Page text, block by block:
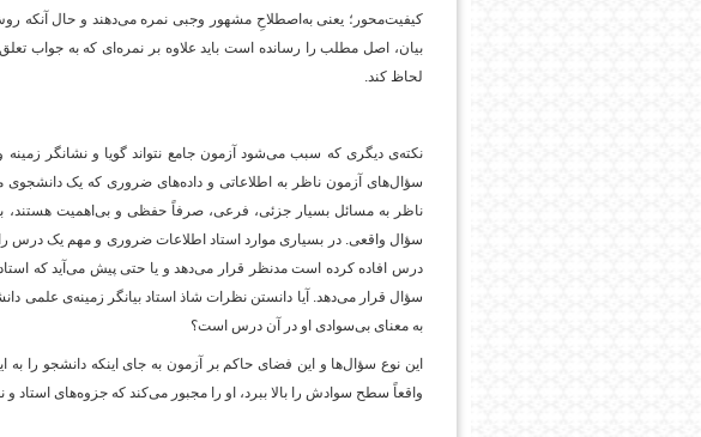
کیفیت‌محور؛ یعنی به‌اصطلاحِ مشهور وجبی نمره می‌دهند و حال آنکه
بیان، اصل مطلب را رسانده است باید علاوه بر نمره‌ای که به جواب
لحاظ کند.
نکته‌ی دیگری که سبب می‌شود آزمون جامع نتواند گویا و نشانگر
سؤال‌های آزمون ناظر به اطلاعاتی و داده‌های ضروری که یک دانشجوی
ناظر به مسائل بسیار جزئی، فرعی، صرفاً حفظی و بی‌اهمیت هستند،
سؤال واقعی. در بسیاری موارد استاد اطلاعات ضروری و مهم یک درس
درس افاده کرده است مدنظر قرار می‌دهد و یا حتی پیش می‌آید که
سؤال قرار می‌دهد. آیا دانستن نظرات شاذ استاد بیانگر زمینه‌ی علمی
به معنای بی‌سوادی او در آن درس است؟
این نوع سؤال‌ها و این فضای حاکم بر آزمون به جای اینکه دانشجو را
واقعاً سطح سوادش را بالا ببرد، او را مجبور می‌کند که جزوه‌های استاد